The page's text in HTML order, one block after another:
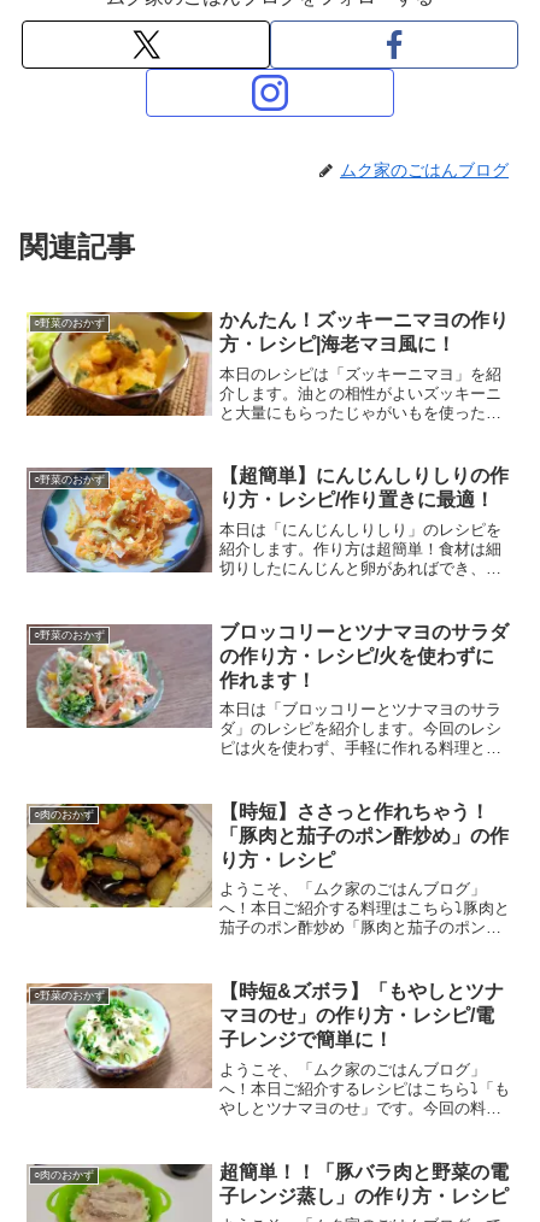
ムク家のごはんブログ
関連記事
○野菜のおかず
かんたん！ズッキーニマヨの作り
方・レシピ|海老マヨ風に！
本日のレシピは「ズッキーニマヨ」を紹
介します。油との相性がよいズッキーニ
と大量にもらったじゃがいもを使った副
じゃがいもをマヨソースに絡めていただ
きます。温かくても冷めても両方おいし
いです！
○野菜のおかず
【超簡単】にんじんしりしりの作
り方・レシピ/作り置きに最適！
本日は「にんじんしりしり」のレシピを
紹介します。作り方は超簡単！食材は細
切りしたにんじんと卵があればでき、今
のおかずにも便利です。是非参考にして
いただければ幸いです！！
○野菜のおかず
ブロッコリーとツナマヨのサラダ
の作り方・レシピ/火を使わずに
作れます！
本日は「ブロッコリーとツナマヨのサラ
ダ」のレシピを紹介します。今回のレシ
ピは火を使わず、手軽に作れる料理とな
きにも、お弁当のおかずにも便利です。
是非参考にしていただければ幸いで
す！！
○肉のおかず
【時短】ささっと作れちゃう！
「豚肉と茄子のポン酢炒め」の作
り方・レシピ
ようこそ、「ムク家のごはんブログ」
へ！本日ご紹介する料理はこちら⤵豚肉と
茄子のポン酢炒め「豚肉と茄子のポン酢
作ることのできる１品です。今日は疲れ
たから簡単にすませたいな...
○野菜のおかず
【時短&ズボラ】「もやしとツナ
マヨのせ」の作り方・レシピ/電
子レンジで簡単に！
ようこそ、「ムク家のごはんブログ」
へ！本日ご紹介するレシピはこちら⤵「も
やしとツナマヨのせ」です。今回の料理
小ねぎも初めから切られているものを使
えば包丁もいらず！お手軽...
○肉のおかず
超簡単！！「豚バラ肉と野菜の電
子レンジ蒸し」の作り方・レシピ